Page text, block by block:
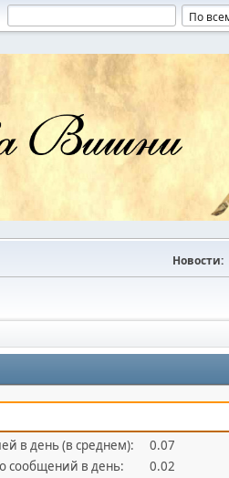
Новости:
в день (в среднем):
0.07
сообщений в день:
0.02